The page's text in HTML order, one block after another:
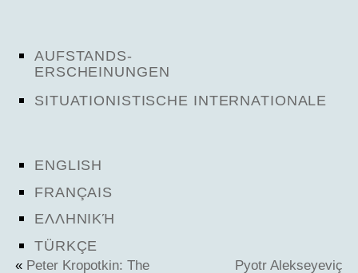
AUFSTANDS-
ERSCHEINUNGEN
SITUATIONISTISCHE INTERNATIONALE
ENGLISH
FRANÇAIS
ΕΛΛΗΝΙΚΉ
TÜRKÇE
« Peter Kropotkin: The
Pyotr Alekseyeviç